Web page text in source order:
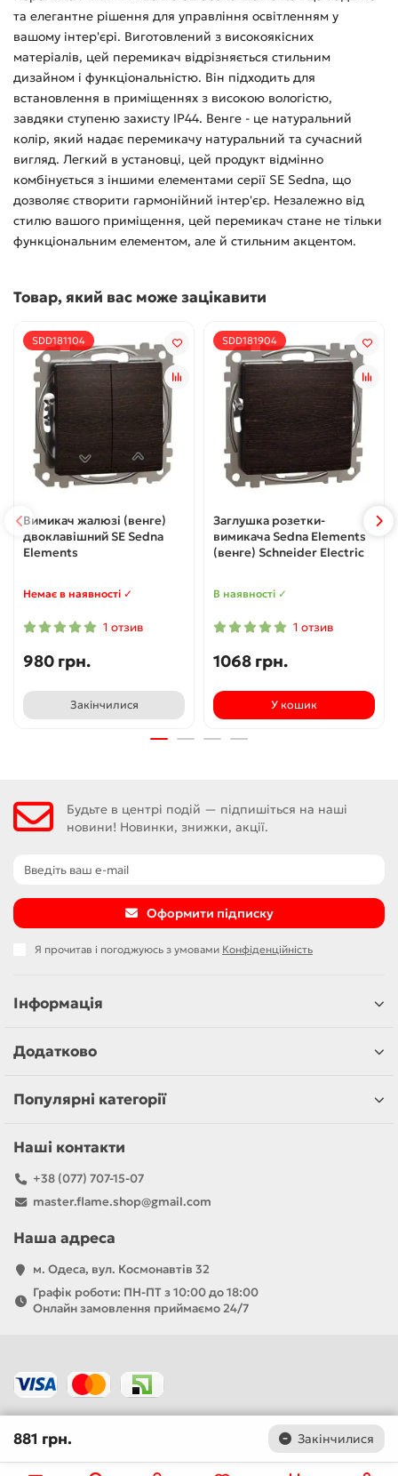
та елегантне рішення для управління освітленням у
вашому інтер'єрі. Виготовлений з високоякісних
матеріалів, цей перемикач відрізняється стильним
дизайном і функціональністю. Він підходить для
встановлення в приміщеннях з високою вологістю,
завдяки ступеню захисту IP44. Венге - це натуральний
колір, який надає перемикачу натуральний та сучасний
вигляд. Легкий в установці, цей продукт відмінно
комбінується з іншими елементами серії SE Sedna, що
дозволяє створити гармонійний інтер'єр. Незалежно від
стилю вашого приміщення, цей перемикач стане не тільки
функціональним елементом, але й стильним акцентом.
Товар, який вас може зацікавити
SDD181104
Вимикач жалюзі (венге)
двоклавішний SE Sedna
Elements
Немає в наявності ✓
1 отзив
980 грн.
Закінчилися
SDD181904
Заглушка розетки-
вимикача Sedna Elements
(венге) Schneider Electric
В наявності ✓
1 отзив
1068 грн.
У кошик
Будьте в центрі подій — підпишіться на наші
новини! Новинки, знижки, акції.
Оформити підписку
Я прочитав і погоджуюсь з умовами Конфіденційність
Інформація
Додатково
Популярні категорії
Наші контакти
+38 (077) 707-15-07
master.flame.shop@gmail.com
Наша адреса
м. Одеса, вул. Космонавтів 32
Графік роботи: ПН-ПТ з 10:00 до 18:00
Онлайн замовлення приймаємо 24/7
881 грн. Закінчилися